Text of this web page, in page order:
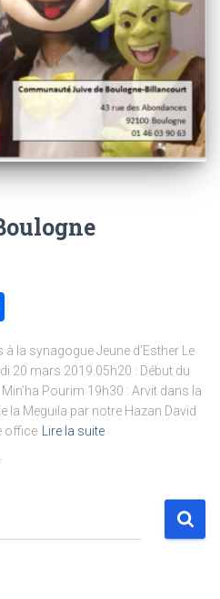
la synagogue Jeune d’Esther Le
20 mars 2019.05h20 : Début du
Pourim 19h30 : Arvit dans la
la Meguila par notre Hazan David
office Lire la suite